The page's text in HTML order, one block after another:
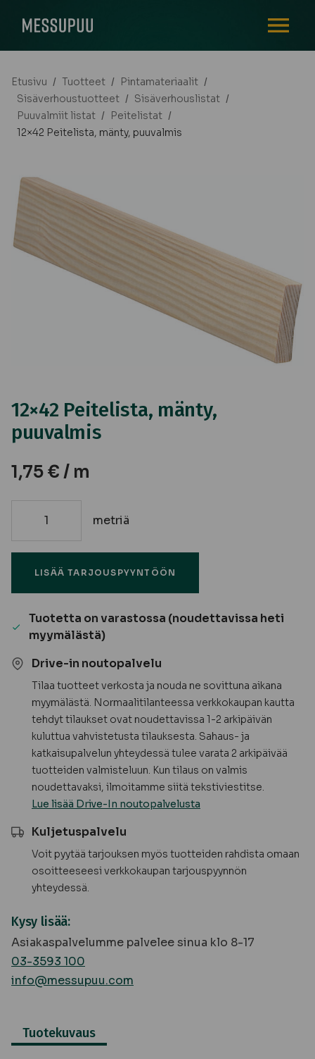
Etusivu / Tuotteet / Pintamateriaalit /
Sisäverhoustuotteet / Sisäverhouslistat /
Puuvalmiit listat / Peitelistat /
12×42 Peitelista, mänty, puuvalmis
12×42 Peitelista, mänty,
puuvalmis
1,75 € / m
puuvalmis
määrä
metriä
LISÄÄ TARJOUSPYYNTÖÖN
Tuotetta on varastossa (noudettavissa heti
myymälästä)
Drive-in noutopalvelu
Tilaa tuotteet verkosta ja nouda ne sovittuna aikana
myymälästä. Normaalitilanteessa verkkokaupan kautta
tehdyt tilaukset ovat noudettavissa 1-2 arkipäivän
kuluttua vahvistetusta tilauksesta. Sahaus- ja
katkaisupalvelun yhteydessä tulee varata 2 arkipäivää
tuotteiden valmisteluun. Kun tilaus on valmis
noudettavaksi, ilmoitamme siitä tekstiviestitse.
Lue lisää Drive-In noutopalvelusta
Kuljetuspalvelu
Voit pyytää tarjouksen myös tuotteiden rahdista omaan
osoitteeseesi verkkokaupan tarjouspyynnön
yhteydessä.
Kysy lisää:
Asiakaspalvelumme palvelee sinua klo 8-17
03-3593 100
info@messupuu.com
Tuotekuvaus